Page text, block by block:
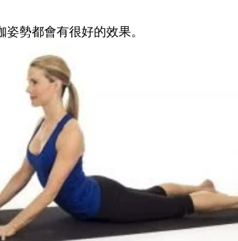
姿勢都會有很好的效果。